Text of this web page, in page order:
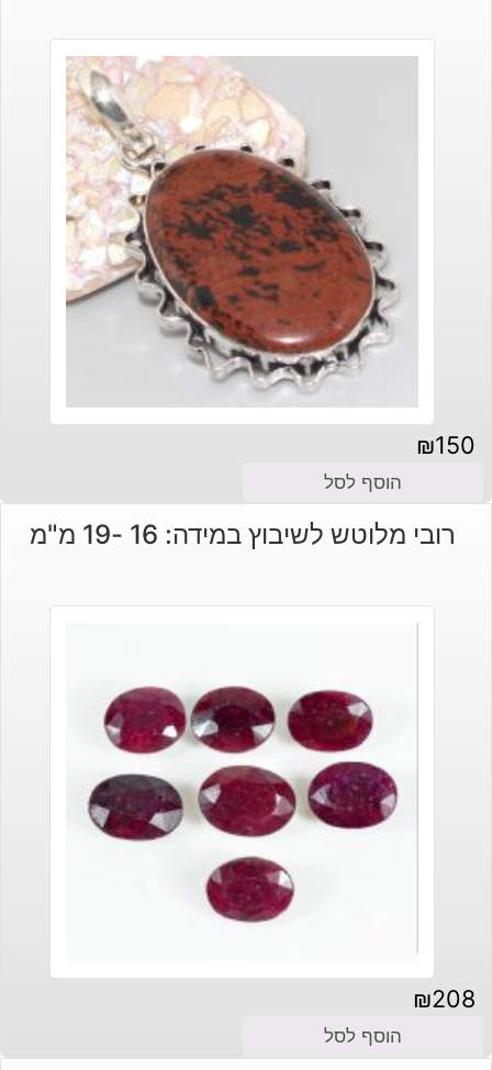
₪150
הוסף לסל
רובי מלוטש לשיבוץ במידה: 16 -19 מ"מ
₪208
הוסף לסל